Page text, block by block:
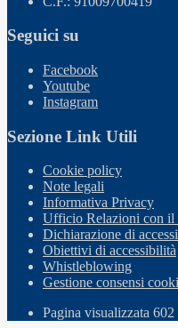
Seguici su
Facebook
Youtube
Instagram
Sezione Link Utili
Cookie policy
Note legali
Informativa Privacy
Ufficio Relazioni con il
Dichiarazione di
Obiettivi di accessibilità
Whistleblowing
Gestione consensi
Pagina visualizzata 602